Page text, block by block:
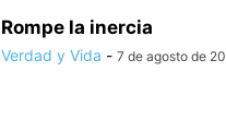
Rompe la inercia
Verdad y Vida - 7 de agosto de